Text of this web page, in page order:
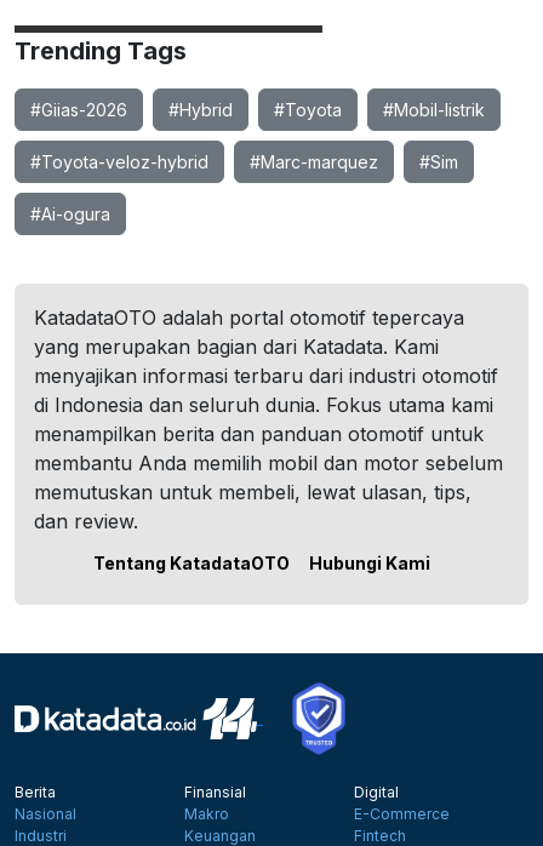
Trending Tags
#Giias-2026 #Hybrid #Toyota #Mobil-listrik
#Toyota-veloz-hybrid #Marc-marquez #Sim
#Ai-ogura
KatadataOTO adalah portal otomotif tepercaya
yang merupakan bagian dari Katadata. Kami
menyajikan informasi terbaru dari industri otomotif
di Indonesia dan seluruh dunia. Fokus utama kami
menampilkan berita dan panduan otomotif untuk
membantu Anda memilih mobil dan motor sebelum
memutuskan untuk membeli, lewat ulasan, tips,
dan review.
Tentang KatadataOTO Hubungi Kami
Berita
Nasional
Industri
Finansial
Makro
Keuangan
Digital
E-Commerce
Fintech